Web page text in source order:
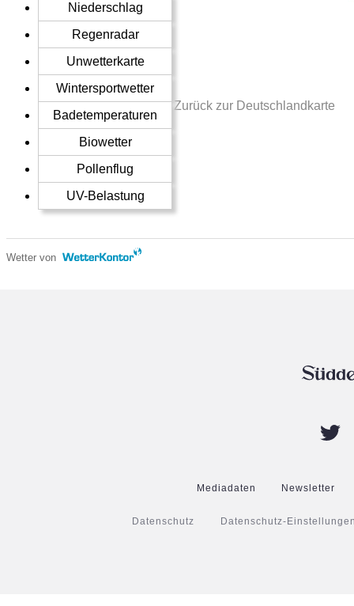
Niederschlag
Regenradar
Unwetterkarte
Wintersportwetter
Badetemperaturen
Biowetter
Pollenflug
UV-Belastung
Zurück zur Deutschlandkarte
Wetter von
Mediadaten Newsletter
Datenschutz Datenschutz-